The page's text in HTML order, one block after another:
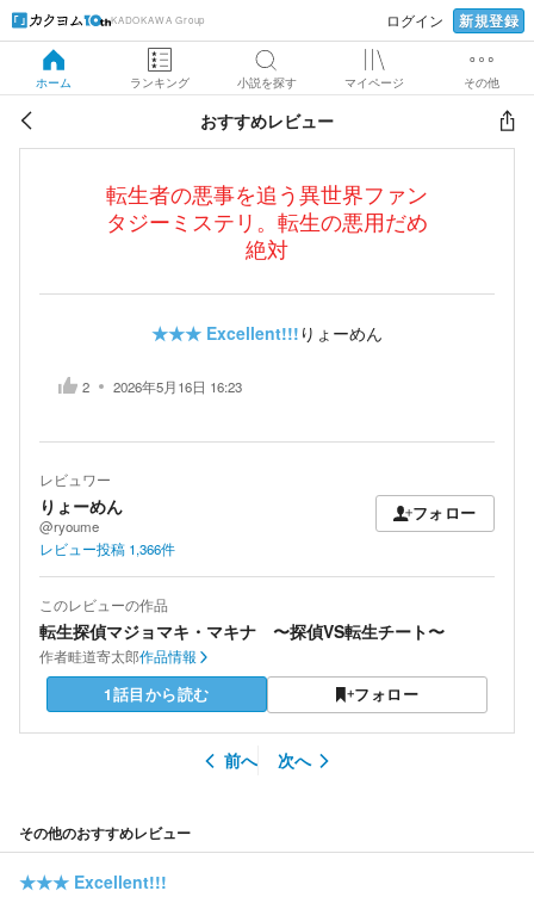
KADOKAWA Group ログイン 新規登録
ホーム ランキング 小説を探す マイページ その他
おすすめレビュー
転生者の悪事を追う異世界ファン
タジーミステリ。転生の悪用だめ
絶対
★★★ Excellent!!! りょーめん
2 2026年5月16日 16:23
レビュワー
りょーめん
@ryoume
フォロー
レビュー投稿 1,366件
このレビューの作品
転生探偵マジョマキ・マキナ 〜探偵VS転生チート〜
作者畦道寄太郎作品情報
1話目から読む フォロー
前へ 次へ
その他のおすすめレビュー
★★★ Excellent!!!